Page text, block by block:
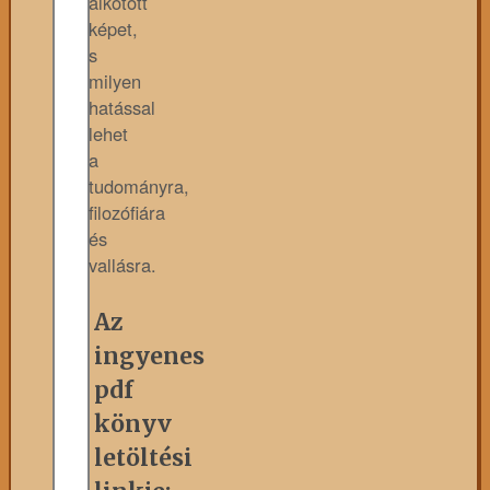
képet,
s
milyen
hatással
lehet
a
tudományra,
filozófiára
és
vallásra.
Az
ingyenes
pdf
könyv
letöltési